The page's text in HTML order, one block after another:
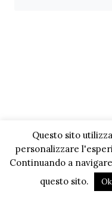
Questo sito
personalizzare
Continuando a
questo sito.
Ok